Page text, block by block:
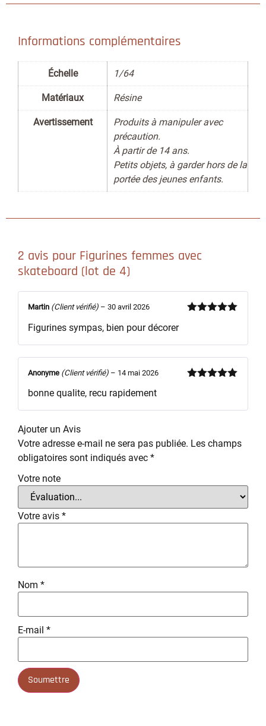
Informations complémentaires
Échelle 1/64
Matériaux Résine
Avertissement
Produits à manipuler avec
précaution.
À partir de 14 ans.
Petits objets, à garder hors de la
portée des jeunes enfants.
2 avis pour Figurines femmes avec
skateboard​ (lot de 4)
Martin (Client vérifié) – 30 avril 2026
Figurines sympas, bien pour décorer
Anonyme (Client vérifié) – 14 mai 2026
bonne qualite, recu rapidement
Ajouter un Avis
Votre adresse e-mail ne sera pas publiée. Les champs
obligatoires sont indiqués avec *
Votre note
Votre avis *
Nom *
E-mail *